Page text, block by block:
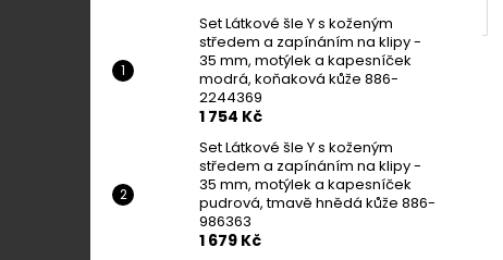
Set Látkové šle Y s koženým
středem a zapínáním na klipy -
35 mm, motýlek a kapesníček
modrá, koňaková kůže 886-
2244369
1 754 Kč
Set Látkové šle Y s koženým
středem a zapínáním na klipy -
35 mm, motýlek a kapesníček
pudrová, tmavě hnědá kůže 886-
986363
1 679 Kč